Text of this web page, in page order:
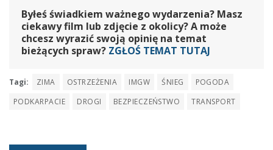
Byłeś świadkiem ważnego wydarzenia? Masz
ciekawy film lub zdjęcie z okolicy? A może
chcesz wyrazić swoją opinię na temat
bieżących spraw? ZGŁOŚ TEMAT TUTAJ
Tagi: ZIMA OSTRZEŻENIA IMGW ŚNIEG
POGODA
PODKARPACIE
DROGI BEZPIECZEŃSTWO TRANSPORT